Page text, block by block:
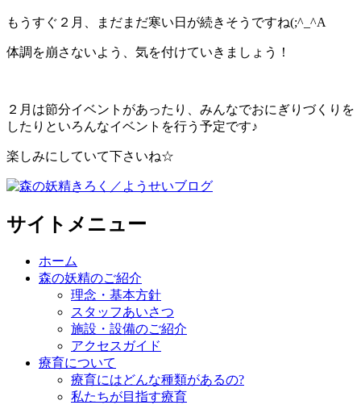
もうすぐ２月、まだまだ寒い日が続きそうですね(;^_^A
体調を崩さないよう、気を付けていきましょう！
２月は節分イベントがあったり、みんなでおにぎりづくりを
したりといろんなイベントを行う予定です♪
楽しみにしていて下さいね☆
サイトメニュー
ホーム
森の妖精のご紹介
理念・基本方針
スタッフあいさつ
施設・設備のご紹介
アクセスガイド
療育について
療育にはどんな種類があるの?
私たちが目指す療育